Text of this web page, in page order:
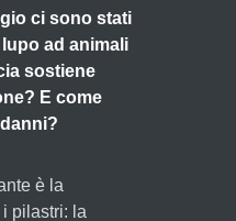
ci sono stati
ad animali
sostiene
E come
è la
pilastri: la